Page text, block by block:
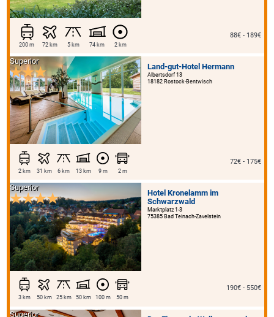
200 m 72 km 5 km 74 km 2 km
88€ - 189€
Land-gut-Hotel Hermann
Albertsdorf 13
18182 Rostock-Bentwisch
Superior
2 km 31 km 6 km 13 km 9 m 2 m
72€ - 175€
Hotel Kronelamm im
Schwarzwald
Marktplatz 1-3
75385 Bad Teinach-Zavelstein
Superior
3 km 50 km 25 km 50 km 100 m 50 m
190€ - 550€
Superior